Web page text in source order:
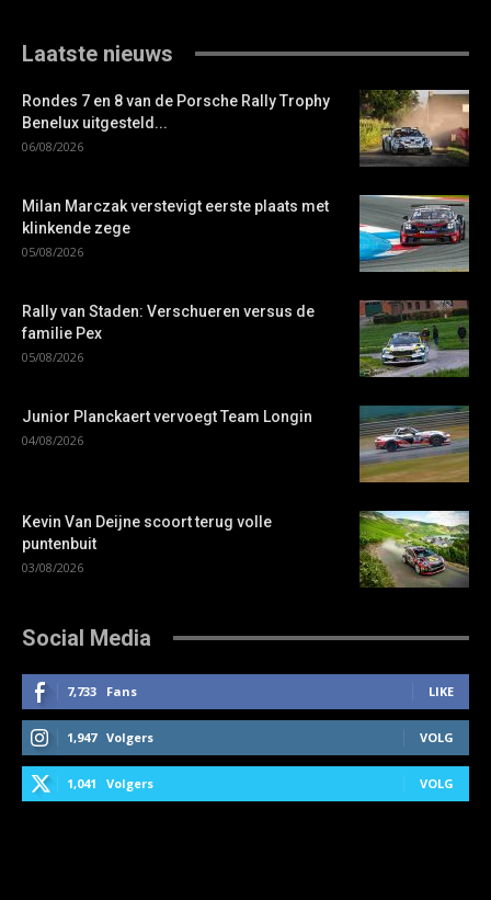
Laatste nieuws
Rondes 7 en 8 van de Porsche Rally Trophy
Benelux uitgesteld...
06/08/2026
Milan Marczak verstevigt eerste plaats met
klinkende zege
05/08/2026
Rally van Staden: Verschueren versus de
familie Pex
05/08/2026
Junior Planckaert vervoegt Team Longin
04/08/2026
Kevin Van Deijne scoort terug volle
puntenbuit
03/08/2026
Social Media
7,733 Fans LIKE
1,947 Volgers VOLG
1,041 Volgers VOLG